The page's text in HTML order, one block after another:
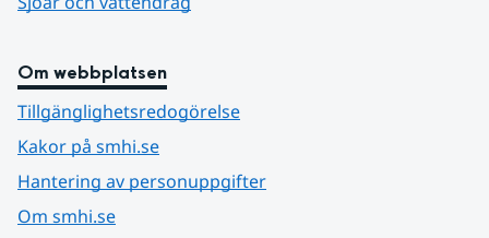
Om webbplatsen
Tillgänglighetsredogörelse
Kakor på smhi.se
Hantering av personuppgifter
Om smhi.se